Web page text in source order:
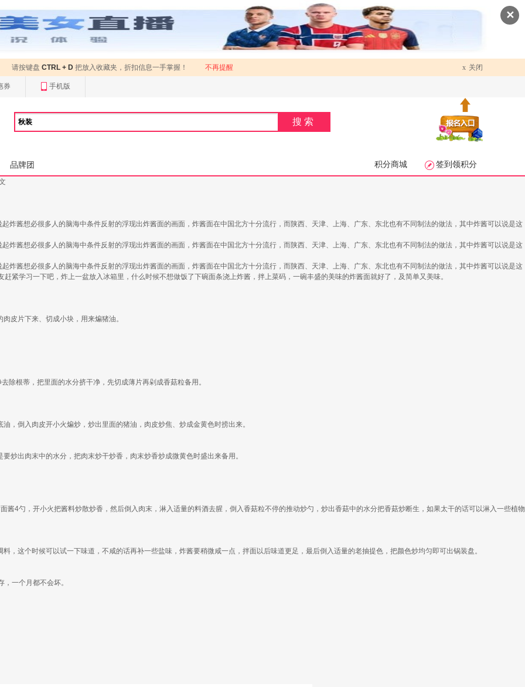
✕
请按键盘 CTRL + D 把放入收藏夹，折扣信息一手掌握！ 不再提醒 x 关闭
券 手机版
搜索
品牌团 积分商城 签到领积分
炸酱想必很多人的脑海中条件反射的浮现出炸酱面的画面，炸酱面在中国北方十分流行，而陕西、天津、上海、广东、东北也有不同制法的做法，其中炸酱可以说是这
炸酱想必很多人的脑海中条件反射的浮现出炸酱面的画面，炸酱面在中国北方十分流行，而陕西、天津、上海、广东、东北也有不同制法的做法，其中炸酱可以说是这
炸酱想必很多人的脑海中条件反射的浮现出炸酱面的画面，炸酱面在中国北方十分流行，而陕西、天津、上海、广东、东北也有不同制法的做法，其中炸酱可以说是这
紧学习一下吧，炸上一盆放入冰箱里，什么时候不想做饭了下碗面条浇上炸酱，拌上菜码，一碗丰盛的美味的炸酱面就好了，及简单又美味。
皮片下来、切成小块，用来煸猪油。
除根蒂，把里面的水分挤干净，先切成薄片再剁成香菇粒备用。
，倒入肉皮开小火煸炒，炒出里面的猪油，肉皮炒焦、炒成金黄色时捞出来。
炒出肉末中的水分，把肉末炒干炒香，肉末炒香炒成微黄色时盛出来备用。
4勺，开小火把酱料炒散炒香，然后倒入肉末，淋入适量的料酒去腥，倒入香菇粒不停的推动炒勺，炒出香菇中的水分把香菇炒断生，如果太干的话可以淋入一些植物
，这个时候可以试一下味道，不咸的话再补一些盐味，炸酱要稍微咸一点，拌面以后味道更足，最后倒入适量的老抽提色，把颜色炒均匀即可出锅装盘。
一个月都不会坏。